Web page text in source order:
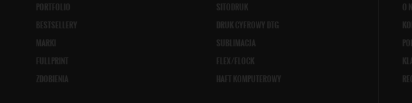
PORTFOLIO
BESTSELLERY
MARKI
FULLPRINT
ZDOBIENIA
SITODRUK
DRUK CYFROWY DTG
SUBLIMACJA
FLEX/FLOCK
HAFT KOMPUTEROWY
O